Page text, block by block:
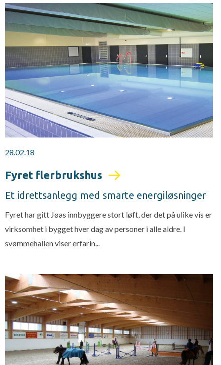
28.02.18
Fyret flerbrukshus
Et idrettsanlegg med smarte energiløsninger
Fyret har gitt Jøas innbyggere stort løft, der det på ulike vis er
virksomhet i bygget hver dag av personer i alle aldre. I
svømmehallen viser erfarin...